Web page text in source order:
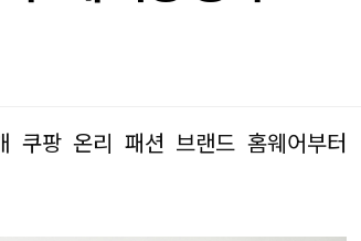
팡 온리 패션 브랜드 홈웨어부터